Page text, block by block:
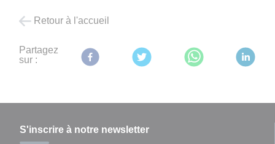
Retour à l'accueil
Partagez
sur :
S'inscrire à notre newsletter